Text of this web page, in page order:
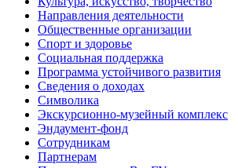
Направления деятельности
Общественные организации
Спорт и здоровье
Социальная поддержка
Программа устойчивого развития
Сведения о доходах
Символика
Экскурсионно-музейный комплекс
Эндаумент-фонд
Сотрудникам
Партнерам